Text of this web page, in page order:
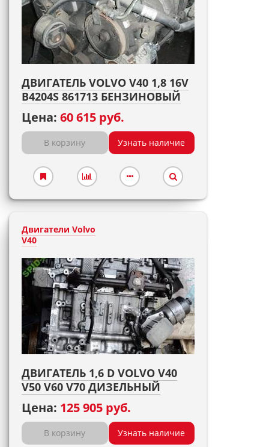
ДВИГАТЕЛЬ VOLVO V40 1,8 16V
B4204S 861713 БЕНЗИНОВЫЙ
Цена: 60 615 руб.
В корзину Узнать наличие
Двигатели Volvo
V40
ДВИГАТЕЛЬ 1,6 D VOLVO V40
V50 V60 V70 ДИЗЕЛЬНЫЙ
Цена: 125 905 руб.
В корзину Узнать наличие